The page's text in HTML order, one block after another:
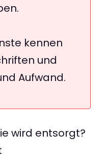
kennen
und
Aufwand.
wird entsorgt?